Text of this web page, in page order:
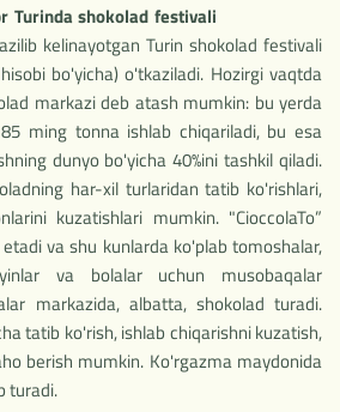
Turinda shokolad festivali
kelinayotgan Turin shokolad festivali
bo'yicha) o'tkaziladi. Hozirgi vaqtda
markazi deb atash mumkin: bu yerda
ming tonna ishlab chiqariladi, bu esa
dunyo bo'yicha 40%ini tashkil qiladi.
har-xil turlaridan tatib ko'rishlari,
kuzatishlari mumkin. "CioccolaTo”
va shu kunlarda ko'plab tomoshalar,
va bolalar uchun musobaqalar
markazida, albatta, shokolad turadi.
tatib ko'rish, ishlab chiqarishni kuzatish,
berish mumkin. Ko'rgazma maydonida
turadi.